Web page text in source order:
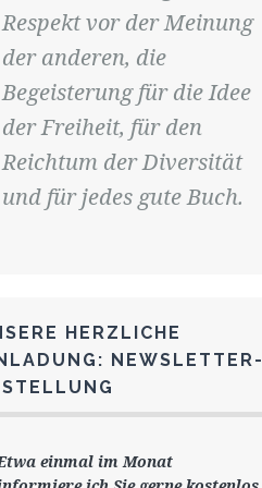
Respekt vor der Meinung
der anderen, die
Begeisterung für die Idee
der Freiheit, für den
Reichtum der Diversität
und für jedes gute Buch.
HERZLICHE
NEWSLETTER-
einmal im Monat